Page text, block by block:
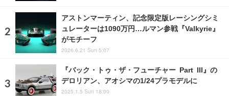
アストンマーティン、記念限定版レーシングシミ
ュレーターは1090万円…ルマン参戦『Valkyrie』
がモチーフ
2026.6.21 Sun 5:07
『バック・トゥ・ザ・フューチャー Part III』の
デロリアン、アオシマの1/24プラモデルに
2025.1.5 Sun 18:00